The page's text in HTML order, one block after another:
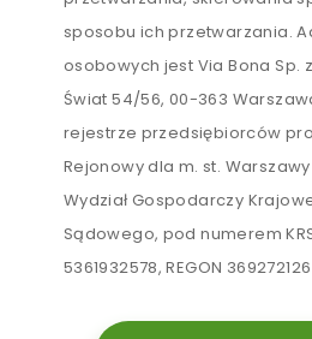
sposobu ich przetwarzania.
osobowych jest Via Bona Sp.
Świat 54/56, 00-363
rejestrze przedsiębiorców
Rejonowy dla m. st.
Wydział Gospodarczy
Sądowego, pod numerem KRS
5361932578, REGON 369272126